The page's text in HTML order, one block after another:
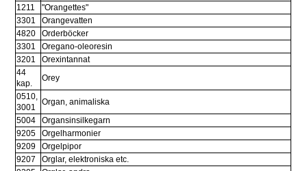
1211
"Orangettes"
3301
Orangevatten
4820
Orderböcker
3301
Oregano-oleoresin
3201
Orexintannat
44
kap.
Orey
0510,
3001
Organ, animaliska
5004
Organsinsilkegarn
9205
Orgelharmonier
9209
Orgelpipor
9207
Orglar, elektroniska etc.